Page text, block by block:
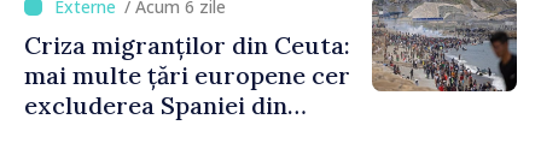
/ Acum 6 zile
Criza migranților din Ceuta:
mai multe țări europene cer
excluderea Spaniei din